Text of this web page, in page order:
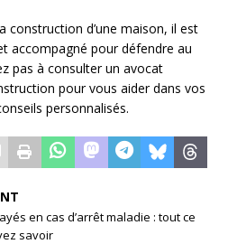
construction d’une maison, il est
accompagné pour défendre au
pas à consulter un avocat
pour vous aider dans vos
personnalisés.
en cas d’arrêt maladie : tout ce
savoir